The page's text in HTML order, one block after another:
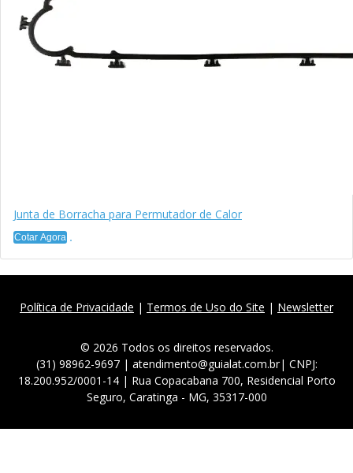
Junta de Borracha para Permutador de Calor
Cotar Agora
Política de Privacidade | Termos de Uso do Site | Newsletter
© 2026 Todos os direitos reservados.
(31) 98962-9697 | atendimento@guialat.com.br| CNPJ:
18.200.952/0001-14 | Rua Copacabana 700, Residencial Porto
Seguro, Caratinga - MG, 35317-000